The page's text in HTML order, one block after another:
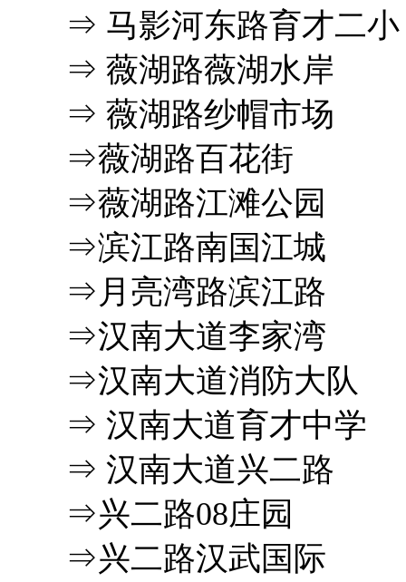
⇒ 马影河东路育才二小
⇒ 薇湖路薇湖水岸
⇒ 薇湖路纱帽市场
⇒薇湖路百花街
⇒薇湖路江滩公园
⇒滨江路南国江城
⇒月亮湾路滨江路
⇒汉南大道李家湾
⇒汉南大道消防大队
⇒ 汉南大道育才中学
⇒ 汉南大道兴二路
⇒兴二路08庄园
⇒兴二路汉武国际